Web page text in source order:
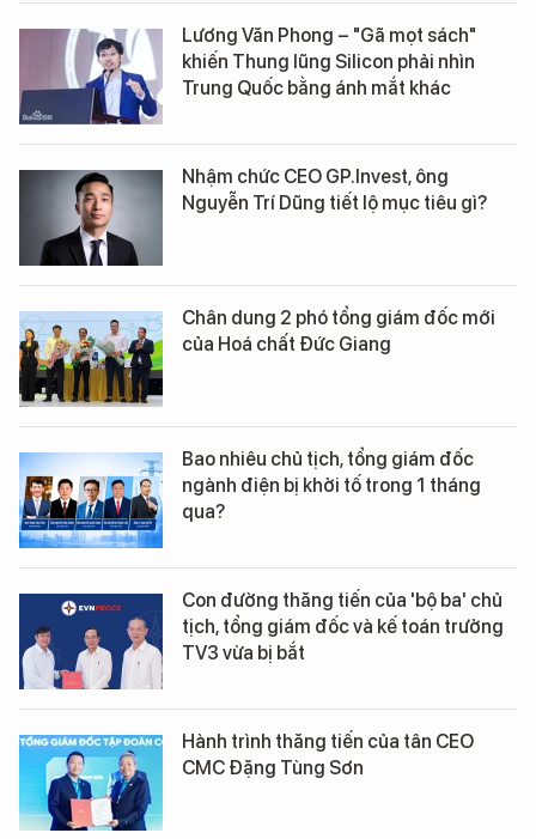
Lương Văn Phong – "Gã mọt sách"
khiến Thung lũng Silicon phải nhìn
Trung Quốc bằng ánh mắt khác
Nhậm chức CEO GP.Invest, ông
Nguyễn Trí Dũng tiết lộ mục tiêu gì?
Chân dung 2 phó tổng giám đốc mới
của Hoá chất Đức Giang
Bao nhiêu chủ tịch, tổng giám đốc
ngành điện bị khởi tố trong 1 tháng
qua?
Con đường thăng tiến của 'bộ ba' chủ
tịch, tổng giám đốc và kế toán trưởng
TV3 vừa bị bắt
Hành trình thăng tiến của tân CEO
CMC Đặng Tùng Sơn